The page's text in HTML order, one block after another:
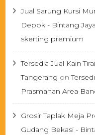
Jual Sarung Kursi
Depok - Bintang Jaya
skerting premium
Tersedia Jual Kain
Tangerang on
Prasmanan Area
Grosir Taplak Meja
Gudang Bekasi -